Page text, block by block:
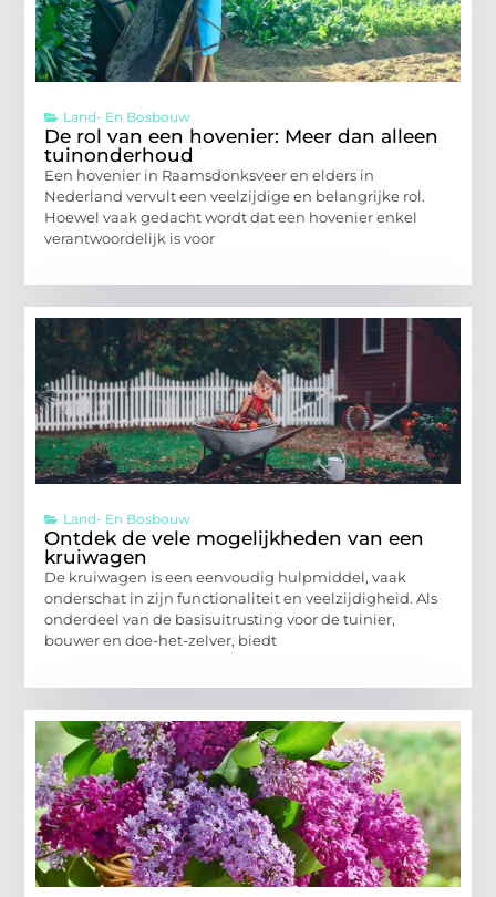
Land- En Bosbouw
De rol van een hovenier: Meer dan alleen
tuinonderhoud
Een hovenier in Raamsdonksveer en elders in
Nederland vervult een veelzijdige en belangrijke rol.
Hoewel vaak gedacht wordt dat een hovenier enkel
verantwoordelijk is voor
Land- En Bosbouw
Ontdek de vele mogelijkheden van een
kruiwagen
De kruiwagen is een eenvoudig hulpmiddel, vaak
onderschat in zijn functionaliteit en veelzijdigheid. Als
onderdeel van de basisuitrusting voor de tuinier,
bouwer en doe-het-zelver, biedt